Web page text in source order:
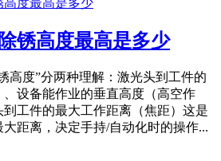
锈高度最高是多少
高度”分两种理解：激光头到工件的
、设备能作业的垂直高度（高空作
工件的最大工作距离（焦距）这是
距离，决定手持/自动化时的操作...